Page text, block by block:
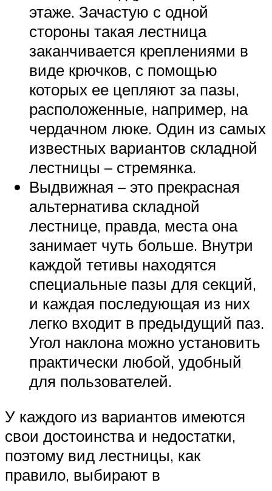
этаже. Зачастую с одной
стороны такая лестница
заканчивается креплениями в
виде крючков, с помощью
которых ее цепляют за пазы,
расположенные, например, на
чердачном люке. Один из самых
известных вариантов складной
лестницы – стремянка.
Выдвижная – это прекрасная
альтернатива складной
лестнице, правда, места она
занимает чуть больше. Внутри
каждой тетивы находятся
специальные пазы для секций,
и каждая последующая из них
легко входит в предыдущий паз.
Угол наклона можно установить
практически любой, удобный
для пользователей.
У каждого из вариантов имеются
свои достоинства и недостатки,
поэтому вид лестницы, как
правило, выбирают в